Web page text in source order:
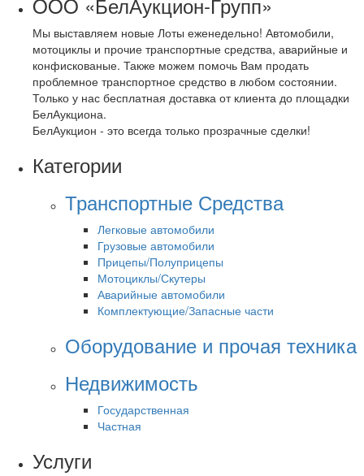
Мы выставляем новые Лоты еженедельно! Автомобили,
мотоциклы и прочие транспортные средства, аварийные и
конфискованые. Также можем помочь Вам продать
проблемное транспортное средство в любом состоянии.
Только у нас бесплатная доставка от клиента до площадки
БелАукциона.
БелАукцион - это всегда только прозрачные сделки!
Категории
Транспортные Средства
Легковые автомобили
Грузовые автомобили
Прицепы/Полуприцепы
Мотоциклы/Скутеры
Аварийные автомобили
Комплектующие/Запасные части
Оборудование и прочая техника
Недвижимость
Государственная
Частная
Услуги